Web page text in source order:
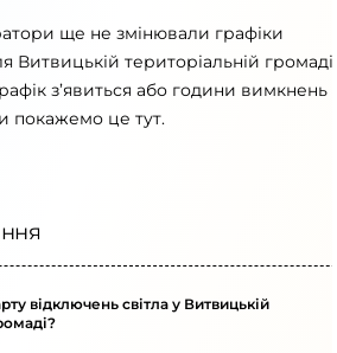
ще не змінювали графіки
Витвицькій територіальній громаді.
з’явиться або години вимкнень
покажемо це тут.
відключень світла у Витвицькій